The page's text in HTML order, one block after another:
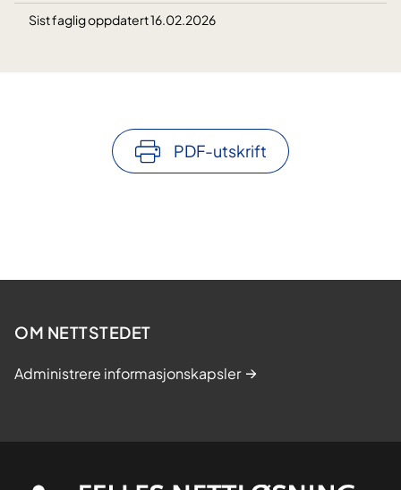
Sist faglig oppdatert 16.02.2026
PDF-utskrift
OM NETTSTEDET
Administrere informasjonskapsler